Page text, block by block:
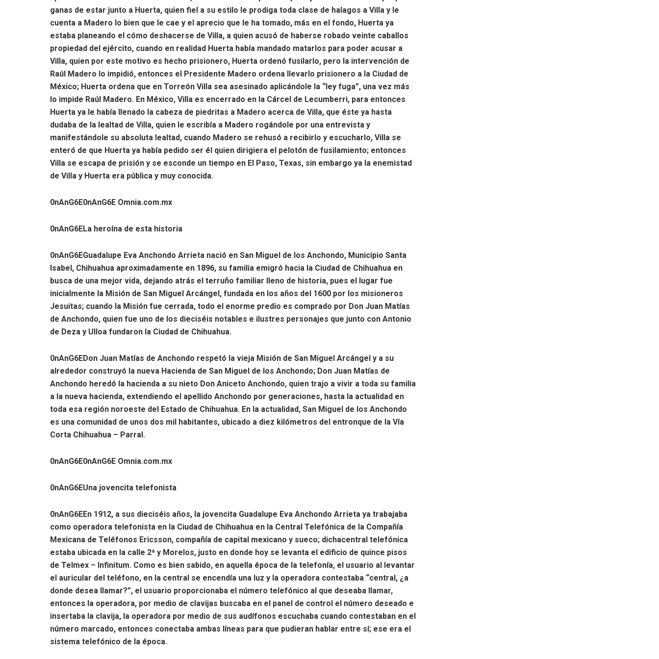
ganas de estar junto a Huerta, quien fiel a su estilo le prodiga toda clase de halagos a Villa y le
cuenta a Madero lo bien que le cae y el aprecio que le ha tomado, más en el fondo, Huerta ya
estaba planeando el cómo deshacerse de Villa, a quien acusó de haberse robado veinte caballos
propiedad del ejército, cuando en realidad Huerta había mandado matarlos para poder acusar a
Villa, quien por este motivo es hecho prisionero, Huerta ordenó fusilarlo, pero la intervención de
Raúl Madero lo impidió, entonces el Presidente Madero ordena llevarlo prisionero a la Ciudad de
México; Huerta ordena que en Torreón Villa sea asesinado aplicándole la “ley fuga”, una vez más
lo impide Raúl Madero. En México, Villa es encerrado en la Cárcel de Lecumberri, para entonces
Huerta ya le había llenado la cabeza de piedritas a Madero acerca de Villa, que éste ya hasta
dudaba de la lealtad de Villa, quien le escribía a Madero rogándole por una entrevista y
manifestándole su absoluta lealtad, cuando Madero se rehusó a recibirlo y escucharlo, Villa se
enteró de que Huerta ya había pedido ser él quien dirigiera el pelotón de fusilamiento; entonces
Villa se escapa de prisión y se esconde un tiempo en El Paso, Texas, sin embargo ya la enemistad
de Villa y Huerta era pública y muy conocida.
0nAnG6E0nAnG6E Omnia.com.mx
0nAnG6ELa heroína de esta historia
0nAnG6EGuadalupe Eva Anchondo Arrieta nació en San Miguel de los Anchondo, Municipio Santa
Isabel, Chihuahua aproximadamente en 1896, su familia emigró hacia la Ciudad de Chihuahua en
busca de una mejor vida, dejando atrás el terruño familiar lleno de historia, pues el lugar fue
inicialmente la Misión de San Miguel Arcángel, fundada en los años del 1600 por los misioneros
Jesuitas; cuando la Misión fue cerrada, todo el enorme predio es comprado por Don Juan Matías
de Anchondo, quien fue uno de los dieciséis notables e ilustres personajes que junto con Antonio
de Deza y Ulloa fundaron la Ciudad de Chihuahua.
0nAnG6EDon Juan Matías de Anchondo respetó la vieja Misión de San Miguel Arcángel y a su
alrededor construyó la nueva Hacienda de San Miguel de los Anchondo; Don Juan Matías de
Anchondo heredó la hacienda a su nieto Don Aniceto Anchondo, quien trajo a vivir a toda su familia
a la nueva hacienda, extendiendo el apellido Anchondo por generaciones, hasta la actualidad en
toda esa región noroeste del Estado de Chihuahua. En la actualidad, San Miguel de los Anchondo
es una comunidad de unos dos mil habitantes, ubicado a diez kilómetros del entronque de la Vía
Corta Chihuahua – Parral.
0nAnG6E0nAnG6E Omnia.com.mx
0nAnG6EUna jovencita telefonista
0nAnG6EEn 1912, a sus dieciséis años, la jovencita Guadalupe Eva Anchondo Arrieta ya trabajaba
como operadora telefonista en la Ciudad de Chihuahua en la Central Telefónica de la Compañía
Mexicana de Teléfonos Ericsson, compañía de capital mexicano y sueco; dichacentral telefónica
estaba ubicada en la calle 2ª y Morelos, justo en donde hoy se levanta el edificio de quince pisos
de Telmex – Infinitum. Como es bien sabido, en aquella época de la telefonía, el usuario al levantar
el auricular del teléfono, en la central se encendía una luz y la operadora contestaba “central, ¿a
donde desea llamar?”, el usuario proporcionaba el número telefónico al que deseaba llamar,
entonces la operadora, por medio de clavijas buscaba en el panel de control el número deseado e
insertaba la clavija, la operadora por medio de sus audífonos escuchaba cuando contestaban en el
número marcado, entonces conectaba ambas líneas para que pudieran hablar entre sí; ese era el
sistema telefónico de la época.